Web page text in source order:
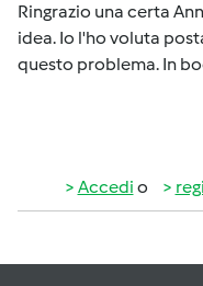
Ringrazio una certa
idea. Io l'ho voluta
questo problema. In
Accedi o